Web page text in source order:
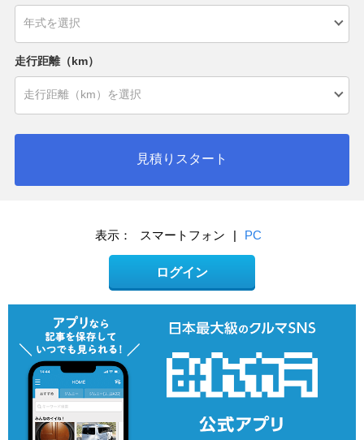
走行距離（km）
見積りスタート
表示： スマートフォン | PC
ログイン